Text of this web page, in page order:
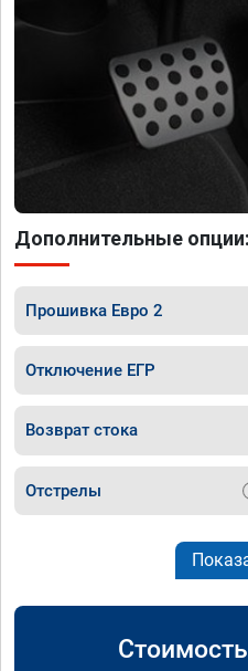
Дополнительные опции:
Прошивка Евро 2
Отключение ЕГР
Возврат стока
Отстрелы